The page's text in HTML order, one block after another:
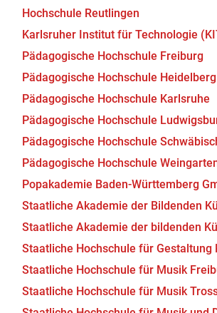
Hochschule Reutlingen
Karlsruher Institut für Technologie
Pädagogische Hochschule Freiburg
Pädagogische Hochschule Heidelberg
Pädagogische Hochschule Karlsruhe
Pädagogische Hochschule
Pädagogische Hochschule
Pädagogische Hochschule
Popakademie Baden-Württemberg
Staatliche Akademie der Bildenden
Staatliche Akademie der bildenden
Staatliche Hochschule für Gestaltung
Staatliche Hochschule für Musik
Staatliche Hochschule für Musik